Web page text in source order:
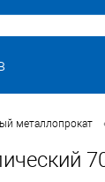
металлопрокат